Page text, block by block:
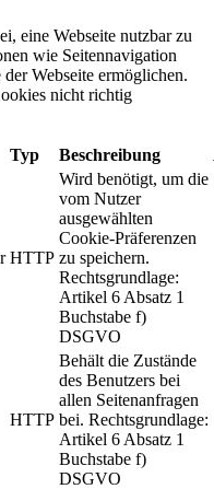
eine Webseite nutzbar zu
wie Seitennavigation
Webseite ermöglichen.
nicht richtig
Typ Beschreibung
HTTP
Wird benötigt, um die
vom Nutzer
ausgewählten
Cookie-Präferenzen
zu speichern.
Rechtsgrundlage:
Artikel 6 Absatz 1
Buchstabe f)
DSGVO
HTTP
Behält die Zustände
des Benutzers bei
allen Seitenanfragen
bei. Rechtsgrundlage:
Artikel 6 Absatz 1
Buchstabe f)
DSGVO